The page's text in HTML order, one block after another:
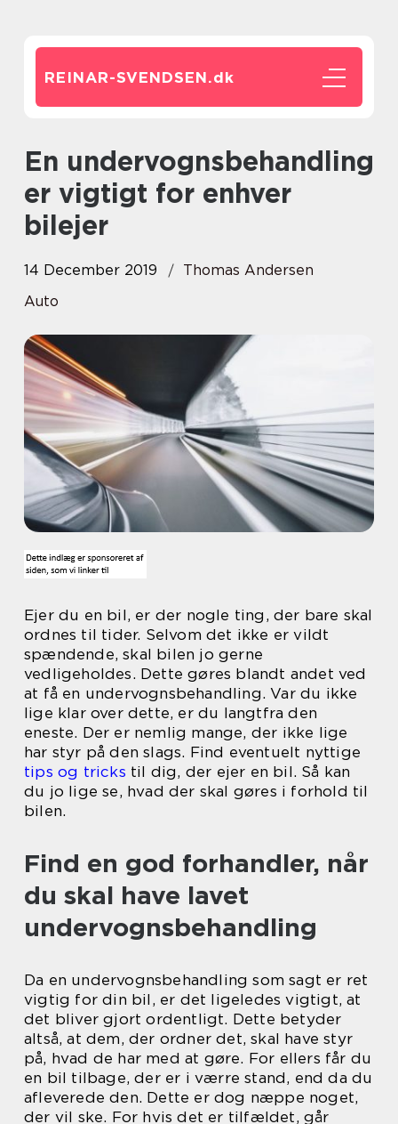
REINAR-SVENDSEN.dk
En undervognsbehandling
er vigtigt for enhver
bilejer
14 December 2019
Thomas Andersen
Auto
Ejer du en bil, er der nogle ting, der bare skal
ordnes til tider. Selvom det ikke er vildt
spændende, skal bilen jo gerne
vedligeholdes. Dette gøres blandt andet ved
at få en undervognsbehandling. Var du ikke
lige klar over dette, er du langtfra den
eneste. Der er nemlig mange, der ikke lige
har styr på den slags. Find eventuelt nyttige
tips og tricks til dig, der ejer en bil. Så kan
du jo lige se, hvad der skal gøres i forhold til
bilen.
Find en god forhandler, når
du skal have lavet
undervognsbehandling
Da en undervognsbehandling som sagt er ret
vigtig for din bil, er det ligeledes vigtigt, at
det bliver gjort ordentligt. Dette betyder
altså, at dem, der ordner det, skal have styr
på, hvad de har med at gøre. For ellers får du
en bil tilbage, der er i værre stand, end da du
afleverede den. Dette er dog næppe noget,
der vil ske. For hvis det er tilfældet, går